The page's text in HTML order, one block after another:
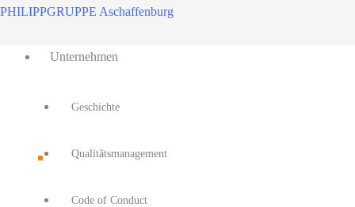
Zum
springen
PHILIPPGRUPPE Aschaffenburg
Unternehmen
Geschichte
Qualitätsmanagement
Code of Conduct